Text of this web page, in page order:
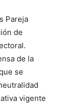
Pareja
de
de la
se
vigente